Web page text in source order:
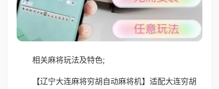
相关麻将玩法及特色;
【辽宁大连麻将穷胡自动麻将机】适配大连穷胡